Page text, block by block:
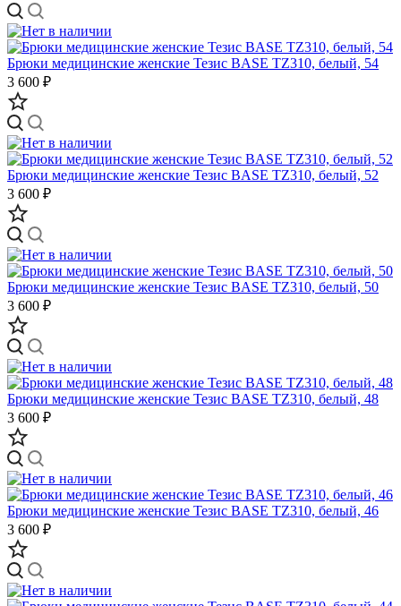
Брюки медицинские женские Тезис BASE TZ310, белый, 54
3 600 ₽
Брюки медицинские женские Тезис BASE TZ310, белый, 52
3 600 ₽
Брюки медицинские женские Тезис BASE TZ310, белый, 50
3 600 ₽
Брюки медицинские женские Тезис BASE TZ310, белый, 48
3 600 ₽
Брюки медицинские женские Тезис BASE TZ310, белый, 46
3 600 ₽